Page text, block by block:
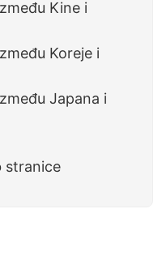
Kine i
Koreje i
Japana i
stranice